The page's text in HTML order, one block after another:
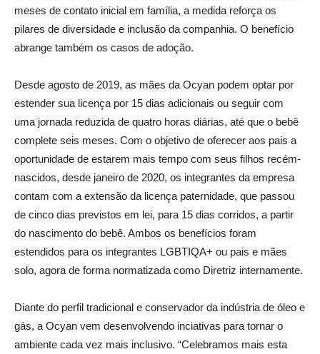
meses de contato inicial em família, a medida reforça os
pilares de diversidade e inclusão da companhia. O benefício
abrange também os casos de adoção.
Desde agosto de 2019, as mães da Ocyan podem optar por
estender sua licença por 15 dias adicionais ou seguir com
uma jornada reduzida de quatro horas diárias, até que o bebê
complete seis meses. Com o objetivo de oferecer aos pais a
oportunidade de estarem mais tempo com seus filhos recém-
nascidos, desde janeiro de 2020, os integrantes da empresa
contam com a extensão da licença paternidade, que passou
de cinco dias previstos em lei, para 15 dias corridos, a partir
do nascimento do bebê. Ambos os benefícios foram
estendidos para os integrantes LGBTIQA+ ou pais e mães
solo, agora de forma normatizada como Diretriz internamente.
Diante do perfil tradicional e conservador da indústria de óleo e
gás, a Ocyan vem desenvolvendo inciativas para tornar o
ambiente cada vez mais inclusivo. “Celebramos mais esta